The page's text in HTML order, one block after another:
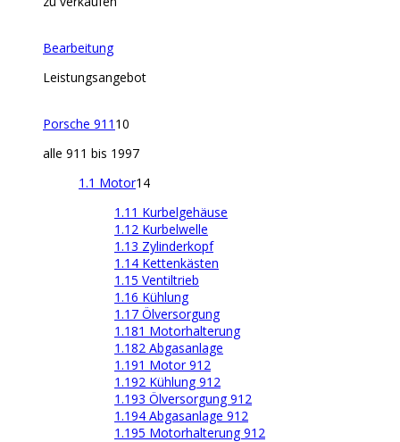
Bearbeitung
Leistungsangebot
Porsche 911 10
alle 911 bis 1997
1.1 Motor14
1.11 Kurbelgehäuse
1.12 Kurbelwelle
1.13 Zylinderkopf
1.14 Kettenkästen
1.15 Ventiltrieb
1.16 Kühlung
1.17 Ölversorgung
1.181 Motorhalterung
1.182 Abgasanlage
1.191 Motor 912
1.192 Kühlung 912
1.193 Ölversorgung 912
1.194 Abgasanlage 912
1.195 Motorhalterung 912